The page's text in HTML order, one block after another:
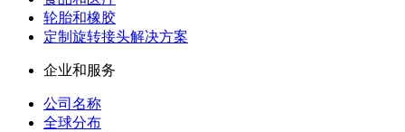
轮胎和橡胶
定制旋转接头解决方案
企业和服务
公司名称
全球分布